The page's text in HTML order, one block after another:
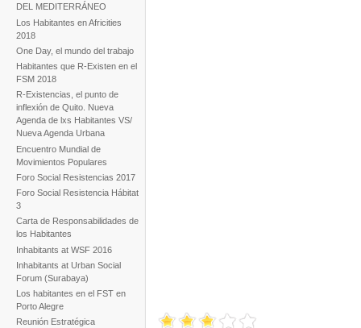
DEL MEDITERRÁNEO
Los Habitantes en Africities
2018
One Day, el mundo del trabajo
Habitantes que R-Existen en el
FSM 2018
R-Existencias, el punto de
inflexión de Quito. Nueva
Agenda de lxs Habitantes VS/
Nueva Agenda Urbana
Encuentro Mundial de
Movimientos Populares
Foro Social Resistencias 2017
Foro Social Resistencia Hábitat
3
Carta de Responsabilidades de
los Habitantes
Inhabitants at WSF 2016
Inhabitants at Urban Social
Forum (Surabaya)
Los habitantes en el FST en
Porto Alegre
Reunión Estratégica